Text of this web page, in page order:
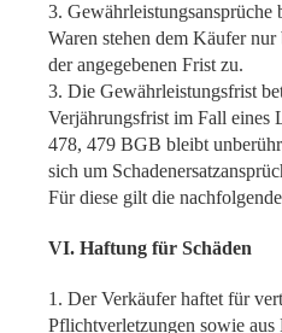
3.
Waren stehen dem Käufer
der angegebenen Frist zu.
3. Die Gewährleistungsfrist
Verjährungsfrist im Fall eines
478, 479 BGB bleibt
sich um
Für diese gilt die
VI. Haftung für Schäden
1. Der Verkäufer haftet für
Pflichtverletzungen sowie